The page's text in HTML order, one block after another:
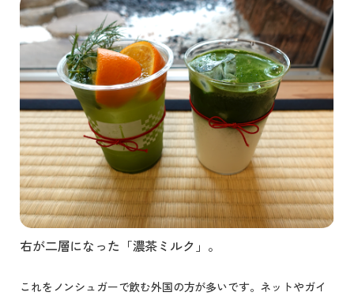
右が二層になった「濃茶ミルク」。
これをノンシュガーで飲む外国の方が多いです。ネットやガイ